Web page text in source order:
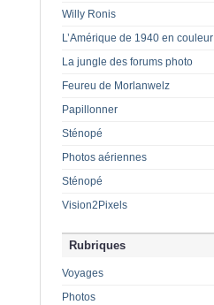
Willy Ronis
L’Amérique de 1940 en couleur
La jungle des forums photo
Feureu de Morlanwelz
Papillonner
Sténopé
Photos aériennes
Sténopé
Vision2Pixels
Rubriques
Voyages
Photos